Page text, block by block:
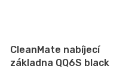
CleanMate nabíjecí
základna QQ6S black